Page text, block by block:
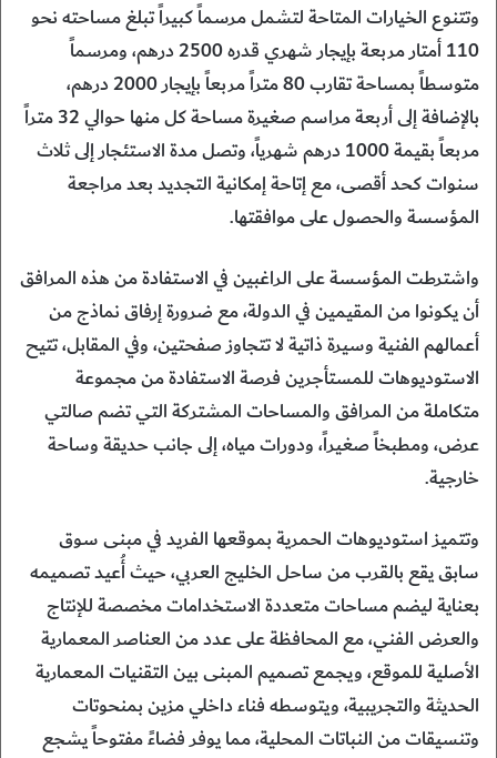
وتتنوع الخيارات المتاحة لتشمل مرسماً كبيراً تبلغ مساحته نحو
110 أمتار مربعة بإيجار شهري قدره 2500 درهم، ومرسماً
متوسطاً بمساحة تقارب 80 متراً مربعاً بإيجار 2000 درهم،
بالإضافة إلى أربعة مراسم صغيرة مساحة كل منها حوالي 32 متراً
مربعاً بقيمة 1000 درهم شهرياً، وتصل مدة الاستئجار إلى ثلاث
سنوات كحد أقصى، مع إتاحة إمكانية التجديد بعد مراجعة
المؤسسة والحصول على موافقتها.
واشترطت المؤسسة على الراغبين في الاستفادة من هذه المرافق
أن يكونوا من المقيمين في الدولة، مع ضرورة إرفاق نماذج من
أعمالهم الفنية وسيرة ذاتية لا تتجاوز صفحتين، وفي المقابل، تتيح
الاستوديوهات للمستأجرين فرصة الاستفادة من مجموعة
متكاملة من المرافق والمساحات المشتركة التي تضم صالتي
عرض، ومطبخاً صغيراً، ودورات مياه، إلى جانب حديقة وساحة
خارجية.
وتتميز استوديوهات الحمرية بموقعها الفريد في مبنى سوق
سابق يقع بالقرب من ساحل الخليج العربي، حيث أُعيد تصميمه
بعناية ليضم مساحات متعددة الاستخدامات مخصصة للإنتاج
والعرض الفني، مع المحافظة على عدد من العناصر المعمارية
الأصلية للموقع، ويجمع تصميم المبنى بين التقنيات المعمارية
الحديثة والتجريبية، ويتوسطه فناء داخلي مزين بمنحوتات
وتنسيقات من النباتات المحلية، مما يوفر فضاءً مفتوحاً يشجع